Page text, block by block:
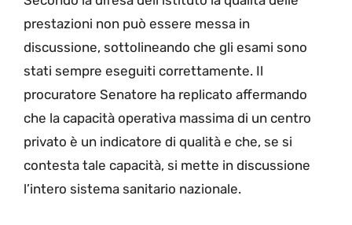
prestazioni non può essere messa in
discussione, sottolineando che gli esami sono
stati sempre eseguiti correttamente. Il
procuratore Senatore ha replicato affermando
che la capacità operativa massima di un centro
privato è un indicatore di qualità e che, se si
contesta tale capacità, si mette in discussione
l’intero sistema sanitario nazionale.